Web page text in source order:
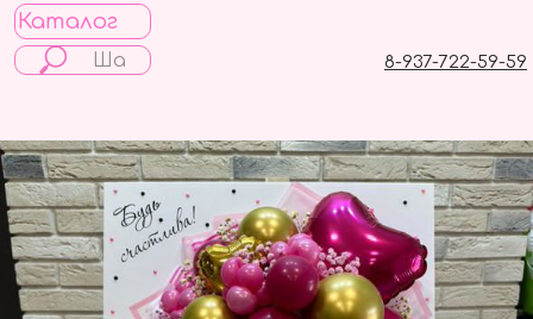
Каталог
8-937-722-59-59